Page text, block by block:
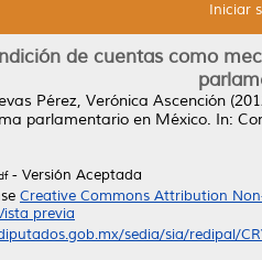
Iniciar
de cuentas como
Pérez, Verónica Ascención
parlamentario en México. In:
- Versión Aceptada
Creative Commons Attribution
previa
sedia/sia/redipal/